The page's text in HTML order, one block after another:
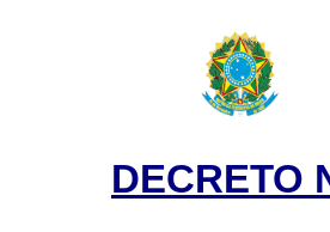
DECRETO